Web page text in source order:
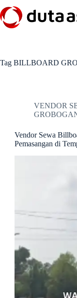
to
content
Tag BILLBOARD
VENDOR
Vendor Sewa
Pemasangan di